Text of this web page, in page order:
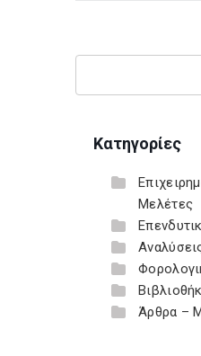
Κατηγορίες
Μελέτες
Άρθρα –